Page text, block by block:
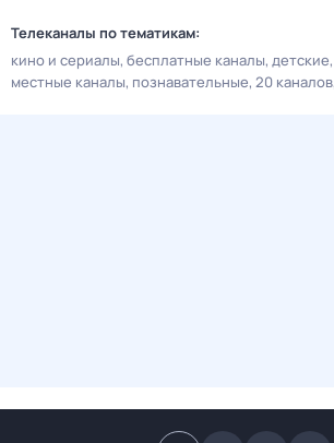
Телеканалы по тематикам:
кино и сериалы бесплатные каналы детские
местные каналы познавательные 20 каналов